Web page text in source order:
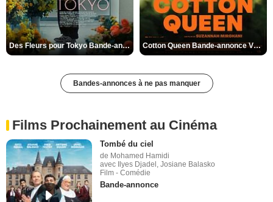
Des Fleurs pour Tokyo Bande-annonce VO STFR Cotton Queen Bande-annonce VO STFR
Bandes-annonces à ne pas manquer
Films Prochainement au Cinéma
Tombé du ciel
de Mohamed Hamidi
avec Ilyes Djadel, Josiane Balasko
Film - Comédie
Bande-annonce